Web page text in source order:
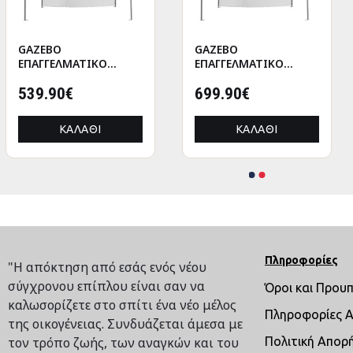
GAZEBO
ΕΠΑΓΓΕΛΜΑΤΙΚΟ
CRESSEN HM21098.01
ΑΛΟΥΜΙΝΙΟΥ
3x4,5x3,4Yμ
539.90€
ΚΑΛΆΘΙ
GAZEBO
ΕΠΑΓΓΕΛΜΑΤΙΚΟ
CRESSEN HM21099
ΑΛΟΥΜΙΝΙΟΥ
3x6x3,4Yμ
699.90€
ΚΑΛΆΘΙ
ANΤΑΛΛΑΚΤΙΚΑ
ΜΠΡΑΤΣΑ ΣΕΤ ΑΠΟ
20.00€
ΚΑΛΆΘΙ
GAMEPAD HOLDER
WITH USB HM8787
9.92€
ΚΑΛΆΘΙ
"Η απόκτηση από εσάς ενός νέου
σύγχρονου επίπλου είναι σαν να
καλωσορίζετε στο σπίτι ένα νέο μέλος
της οικογένειας. Συνδυάζεται άμεσα με
τον τρόπο ζωής, των αναγκών και του
Πληροφορίες
Όροι και
Πληροφορίες
Πολιτική